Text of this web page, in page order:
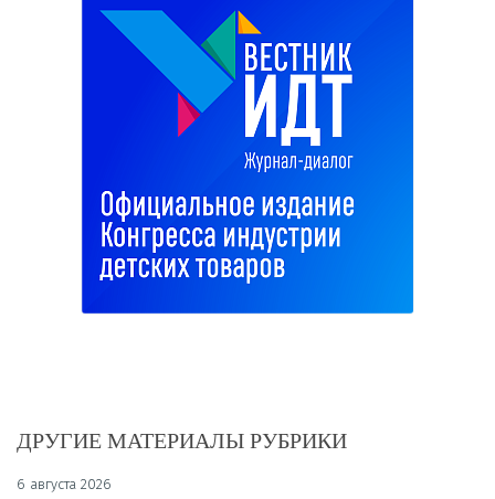
ДРУГИЕ МАТЕРИАЛЫ РУБРИКИ
6 августа 2026